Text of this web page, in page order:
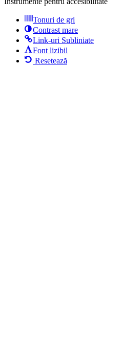
Tonuri de gri
Contrast mare
Link-uri Subliniate
Font lizibil
Resetează